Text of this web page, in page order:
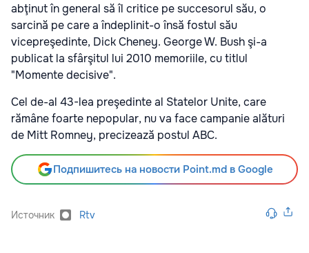
abţinut în general să îl critice pe succesorul său, o
sarcină pe care a îndeplinit-o însă fostul său
vicepreşedinte, Dick Cheney. George W. Bush şi-a
publicat la sfârşitul lui 2010 memoriile, cu titlul
"Momente decisive".
Cel de-al 43-lea preşedinte al Statelor Unite, care
rămâne foarte nepopular, nu va face campanie alături
de Mitt Romney, precizează postul ABC.
Подпишитесь на новости Point.md в Google
Источник Rtv